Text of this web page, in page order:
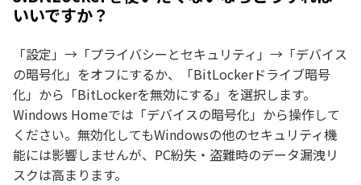
いいですか？
「設定」→「プライバシーとセキュリティ」→「デバイス
の暗号化」をオフにするか、「BitLockerドライブ暗号
化」から「BitLockerを無効にする」を選択します。
Windows Homeでは「デバイスの暗号化」から操作して
ください。無効化してもWindowsの他のセキュリティ機
能には影響しませんが、PC紛失・盗難時のデータ漏洩リ
スクは高まります。